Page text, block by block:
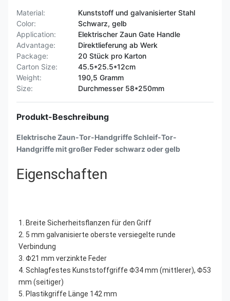
Material:
Kunststoff und galvanisierter Stahl
Color:
Schwarz, gelb
Application:
Elektrischer Zaun Gate Handle
Advantage:
Direktlieferung ab Werk
Package:
20 Stück pro Karton
Carton Size:
45.5*25.5*12cm
Weight:
190,5 Gramm
Size:
Durchmesser 58*250mm
Produkt-Beschreibung
Elektrische Zaun-Tor-Handgriffe Schleif-Tor-
Handgriffe mit großer Feder schwarz oder gelb
Eigenschaften
1. Breite Sicherheitsflanzen für den Griff
2. 5 mm galvanisierte oberste versiegelte runde
Verbindung
3. Φ21 mm verzinkte Feder
4. Schlagfestes Kunststoffgriffe Φ34 mm (mittlerer), Φ53
mm (seitiger)
5. Plastikgriffe Länge 142 mm